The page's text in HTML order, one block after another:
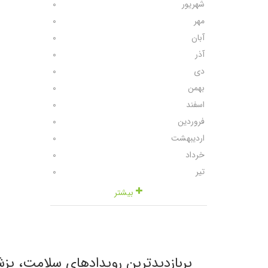
شهریور
٠
مهر
٠
آبان
٠
آذر
٠
دی
٠
بهمن
٠
اسفند
٠
فروردین
٠
اردیبهشت
٠
خرداد
٠
تیر
٠
بیشتر
پربازدیدترین رویدادهای سلامت،